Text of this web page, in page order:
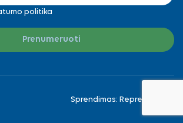
politika
Sprendimas: Reprezentuok